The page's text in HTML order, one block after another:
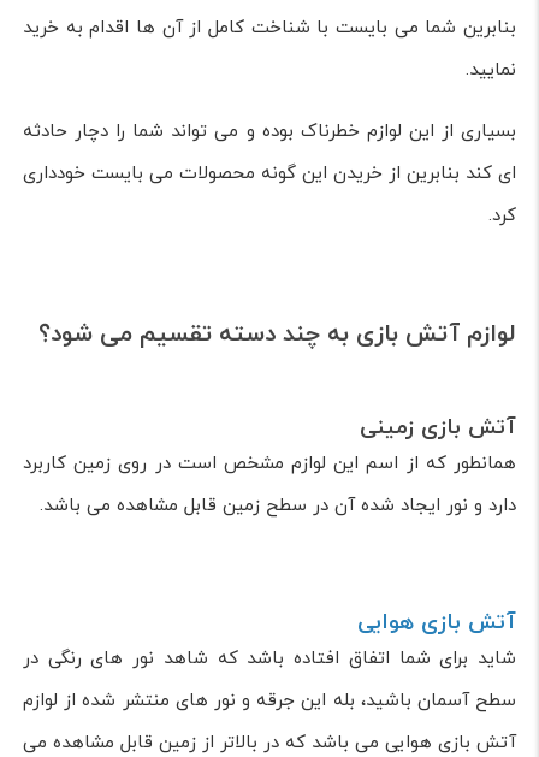
بنابرین شما می بایست با شناخت کامل از آن ها اقدام به خرید
نمایید.
بسیاری از این لوازم خطرناک بوده و می تواند شما را دچار حادثه
ای کند بنابرین از خریدن این گونه محصولات می بایست خودداری
کرد.
لوازم آتش بازی به چند دسته تقسیم می شود؟
آتش بازی زمینی
همانطور که از اسم این لوازم مشخص است در روی زمین کاربرد
دارد و نور ایجاد شده آن در سطح زمین قابل مشاهده می باشد.
آتش بازی هوایی
شاید برای شما اتفاق افتاده باشد که شاهد نور های رنگی در
سطح آسمان باشید، بله این جرقه و نور های منتشر شده از لوازم
آتش بازی هوایی می باشد که در بالاتر از زمین قابل مشاهده می